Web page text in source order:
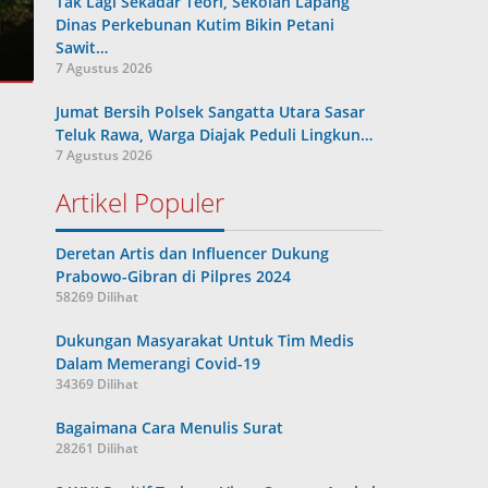
Dinas Perkebunan Kutim Bikin Petani
Sawit…
7 Agustus 2026
Jumat Bersih Polsek Sangatta Utara Sasar
Teluk Rawa, Warga Diajak Peduli Lingkun…
7 Agustus 2026
Artikel Populer
Deretan Artis dan Influencer Dukung
Prabowo-Gibran di Pilpres 2024
58269 Dilihat
Dukungan Masyarakat Untuk Tim Medis
Dalam Memerangi Covid-19
34369 Dilihat
Bagaimana Cara Menulis Surat
28261 Dilihat